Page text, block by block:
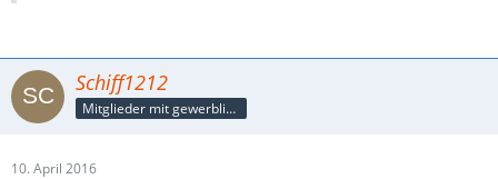
Schiff1212
Mitglieder mit gewerblicher Verbindung, auch als Mitarbeiter/in
10. April 2016